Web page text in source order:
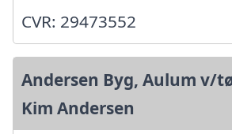
CVR: 29473552
Andersen Byg, Aulum v/
Kim Andersen